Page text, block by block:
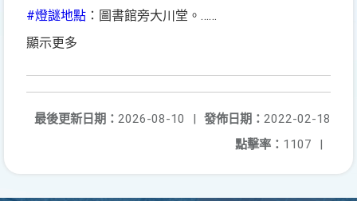
#燈謎地點 ：圖書館旁大川堂。……
顯示更多
發佈日期： 2022-02-18
最後更新日期： 2026-08-10
|
點擊率： 1107 |